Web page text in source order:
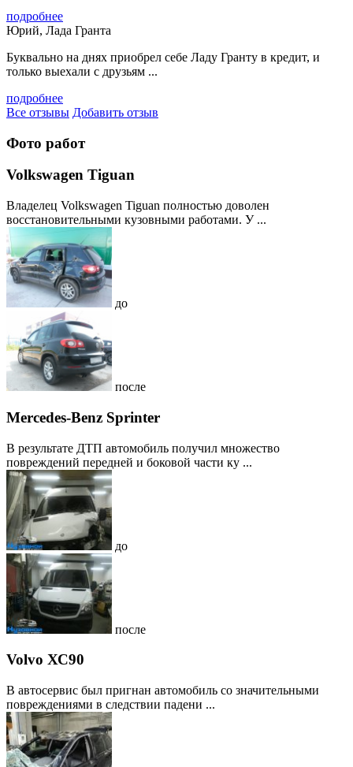
подробнее
Юрий, Лада Гранта
Буквально на днях приобрел себе Ладу Гранту в кредит, и
только выехали с друзьям ...
подробнее
Все отзывы Добавить отзыв
Фото работ
Volkswagen Tiguan
Владелец Volkswagen Tiguan полностью доволен
восстановительными кузовными работами. У ...
до
после
Mercedes-Benz Sprinter
В результате ДТП автомобиль получил множество
повреждений передней и боковой части ку ...
до
после
Volvo ХС90
В автосервис был пригнан автомобиль со значительными
повреждениями в следствии падени ...